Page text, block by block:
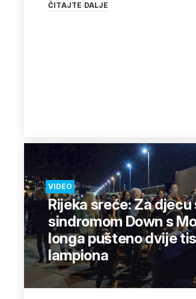
ČITAJTE DALJE
VIDEO
Rijeka sreće: Za djecu
sindromom Down s
longa pušteno dvije
lampiona